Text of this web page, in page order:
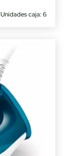
Unidades caja: 6